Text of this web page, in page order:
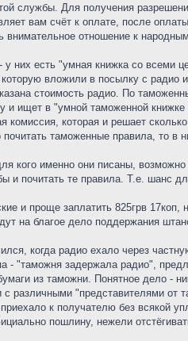
службы. Для получения
вам счёт к оплате, после
внимательное отношение к
них есть "умная книжка со всеми
вложили в посылку с радио
стоимость радио. По
и ищет в "умной таможенной
которая и решает
таможенные правила, то в
кого именно они писаны,
почитать те правила. Т.е. шанс
и проще заплатить 825грв
на благое дело поддержания
когда радио ехало через
"таможня задержала радио",
из таможни. Понятное дело -
различными "представителями от
к получателю без всякой
пошлину, нежели